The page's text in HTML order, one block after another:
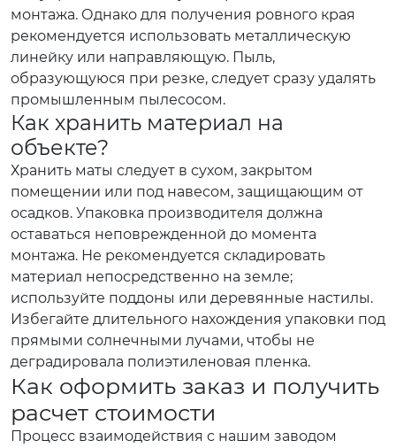
монтажа. Однако для получения ровного края
рекомендуется использовать металлическую
линейку или направляющую. Пыль,
образующуюся при резке, следует сразу удалять
промышленным пылесосом.
Как хранить материал на
объекте?
Хранить маты следует в сухом, закрытом
помещении или под навесом, защищающим от
осадков. Упаковка производителя должна
оставаться неповрежденной до момента
монтажа. Не рекомендуется складировать
материал непосредственно на земле;
используйте поддоны или деревянные настилы.
Избегайте длительного нахождения упаковки под
прямыми солнечными лучами, чтобы не
деградировала полиэтиленовая пленка.
Как оформить заказ и получить
расчет стоимости
Процесс взаимодействия с нашим заводом